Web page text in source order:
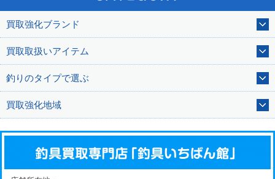
買取強化ブランド
買取取扱いアイテム
釣りのタイプで選ぶ
買取強化地域